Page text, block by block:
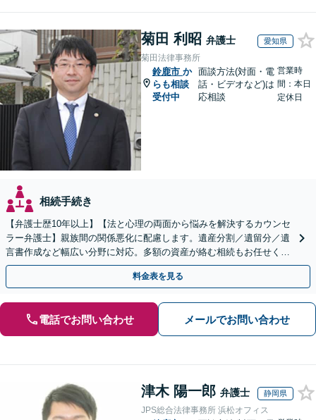
菊田 利昭 弁護士 愛知県
菊田法律事務所
鈴鹿市 か
らも相談
受付中
面談方法(対面・電
話・ビデオなど)は
応相談
営業時
間：本日
定休日
相続手続き
【弁護士歴10年以上】【法と心理の両面から悩みを解決するカウンセ
ラー弁護士】親族間の関係悪化に配慮します。遺産分割／遺留分／遺
言書作成など幅広い分野に対応。多額の資産が絡む相続もお任せくだ
さい。【夜間・休日の相談可能】【駐車場完備】
料金表を見る
電話でお問い合わせ メールでお問い合わせ
津木 陽一郎 弁護士 静岡県
JPS総合法律事務所 浜松オフィス